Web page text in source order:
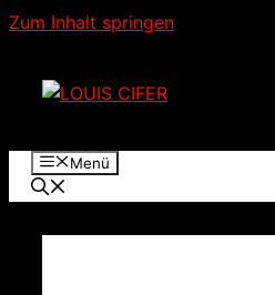
Zum Inhalt springen
Menü